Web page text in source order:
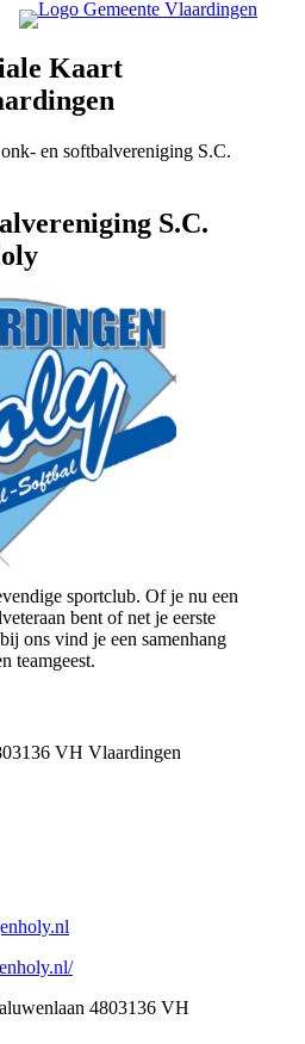
Kaart
en softbalvereniging S.C.
S.C.
sportclub. Of je nu een
bent of net je eerste
ons vind je een samenhang
teamgeest.
3136 VH Vlaardingen
4803136 VH